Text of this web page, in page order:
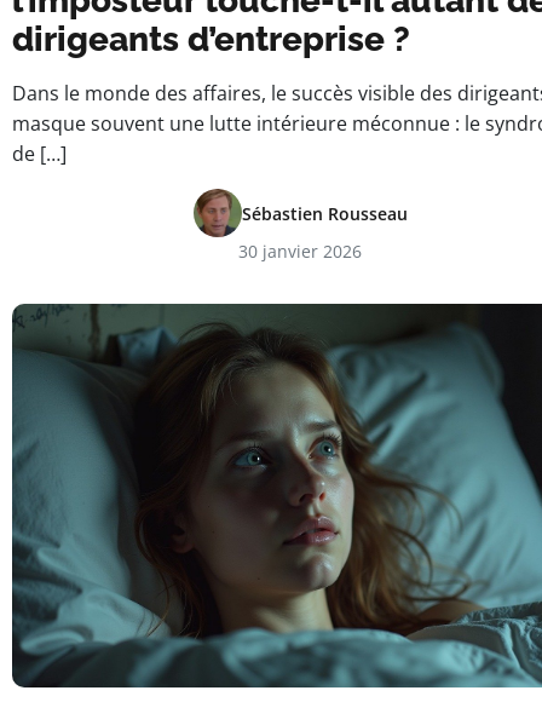
dirigeants d’entreprise ?
Dans le monde des affaires, le succès visible des
masque souvent une lutte intérieure méconnue : le
de […]
Sébastien Rousseau
30 janvier 2026